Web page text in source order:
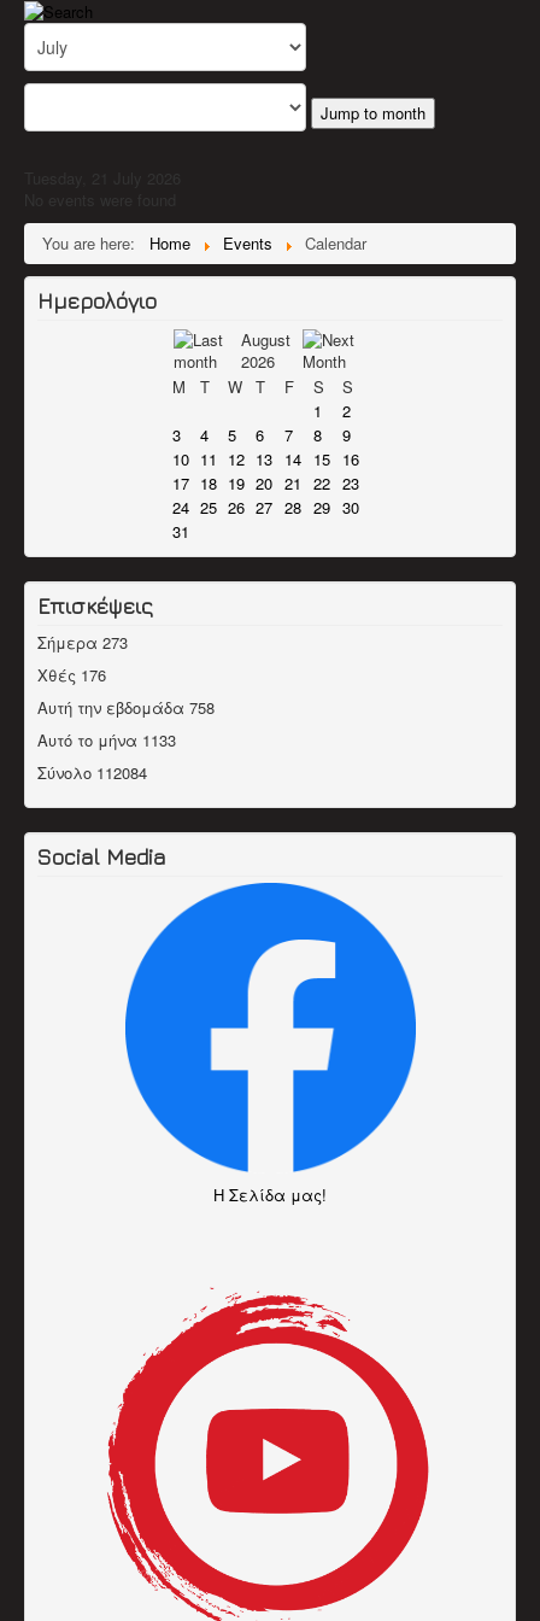
Jump to month
You are here:
Home Events Calendar
Ημερολόγιο
August
2026
M
T W T F S
S
1
2
3
4 5 6 7 8
9
10 11 12 13 14 15
16
17 18 19 20 21 22 23
24 25 26 27 28 29 30
31
Επισκέψεις
Σήμερα 273
Χθές 176
Αυτή την εβδομάδα 758
Αυτό το μήνα 1133
Σύνολο 112084
Social Media
H Σελίδα μας!